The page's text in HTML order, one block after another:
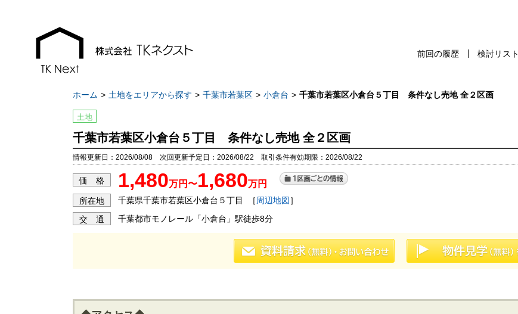
前回の履歴 検討リスト
ホーム 土地をエリアから探す 千葉市若葉区 小倉台 千葉市若葉区小倉台５丁目 条件なし売地 全２区画
土地
千葉市若葉区小倉台５丁目 条件なし売地 全２区画
情報更新日：2026/08/08 次回更新予定日：2026/08/22 取引条件有効期限：2026/08/22
価 格 1,480万円〜1,680万円
所在地 千葉県千葉市若葉区小倉台５丁目 ［ 周辺地図］
交 通 千葉都市モノレール「小倉台」駅徒歩8分
お知らせ
千葉本店
松戸支店
成田支店
沖縄支店
現地販売会情報
千葉本店
松戸支店
成田支店
沖縄支店
スタッフ紹介
千葉本店
木更津支店
東京支店
沖縄支店
プライバシーポリシー